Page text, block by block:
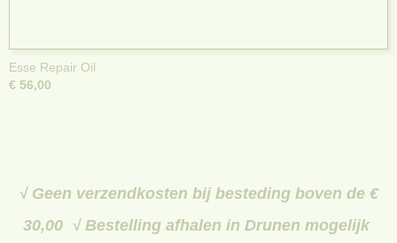
Esse Repair Oil
€ 56,00
√ Geen verzendkosten bij besteding boven de €
30,00 √ Bestelling afhalen in Drunen mogelijk